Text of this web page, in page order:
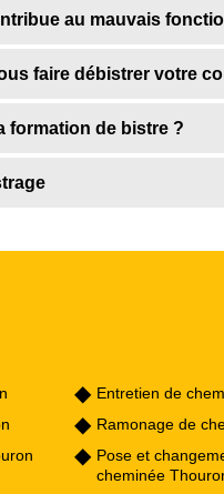
au mauvais
faire débistrer votre
formation de bistre ?
Entretien de
Ramonage de
Pose et
cheminée